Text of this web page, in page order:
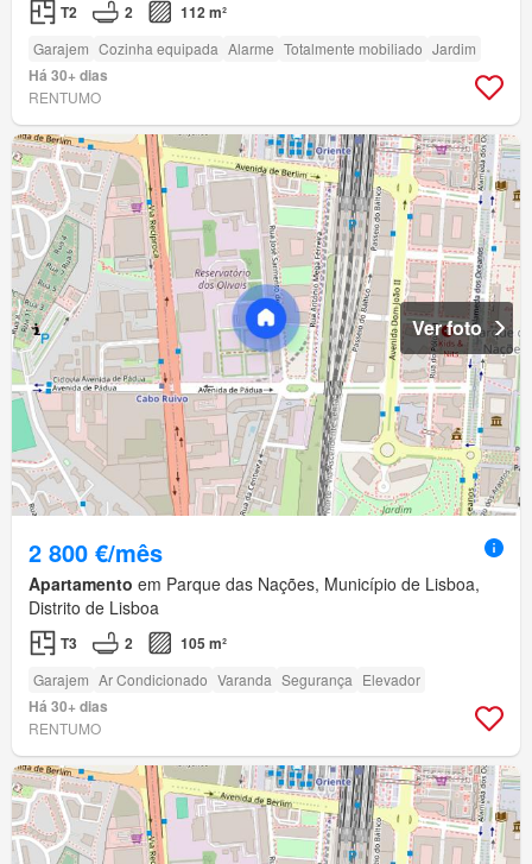
T2 2 112 m²
Garajem Cozinha equipada Alarme Totalmente mobiliado Jardim
Há 30+ dias
RENTUMO
Ver foto
2 800 €/mês
Apartamento em Parque das Nações, Município de Lisboa,
Distrito de Lisboa
T3 2 105 m²
Garajem Ar Condicionado Varanda Segurança Elevador
Há 30+ dias
RENTUMO